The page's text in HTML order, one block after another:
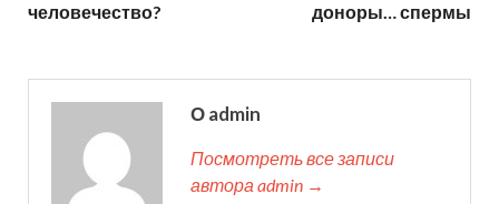
человечество?
доноры… спермы
О admin
Посмотреть все записи
автора admin →